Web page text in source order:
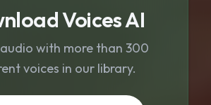
Voices AI
with more than 300
voices in our library.